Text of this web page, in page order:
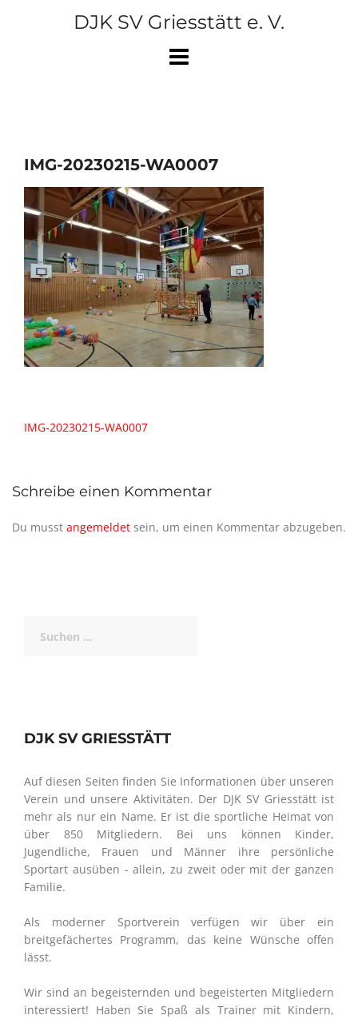
DJK SV Griesstätt e. V.
IMG-20230215-WA0007
Beitragsnavigation
IMG-20230215-WA0007
Schreibe einen Kommentar
Du musst angemeldet sein, um einen Kommentar abzugeben.
nach:
DJK SV GRIESSTÄTT
Auf diesen Seiten finden Sie Informationen über unseren
Verein und unsere Aktivitäten. Der DJK SV Griesstätt ist
mehr als nur ein Name. Er ist die sportliche Heimat von
über 850 Mitgliedern. Bei uns können Kinder,
Jugendliche, Frauen und Männer ihre persönliche
Sportart ausüben - allein, zu zweit oder mit der ganzen
Familie.
Als moderner Sportverein verfügen wir über ein
breitgefächertes Programm, das keine Wünsche offen
lässt.
Wir sind an begeisternden und begeisterten Mitgliedern
interessiert! Haben Sie Spaß als Trainer mit Kindern,